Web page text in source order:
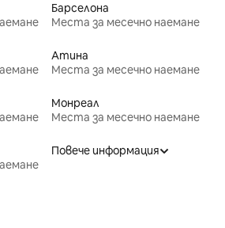
Барселона
Места за месечно наемане
Атина
Места за месечно наемане
Монреал
Места за месечно наемане
Повече информация